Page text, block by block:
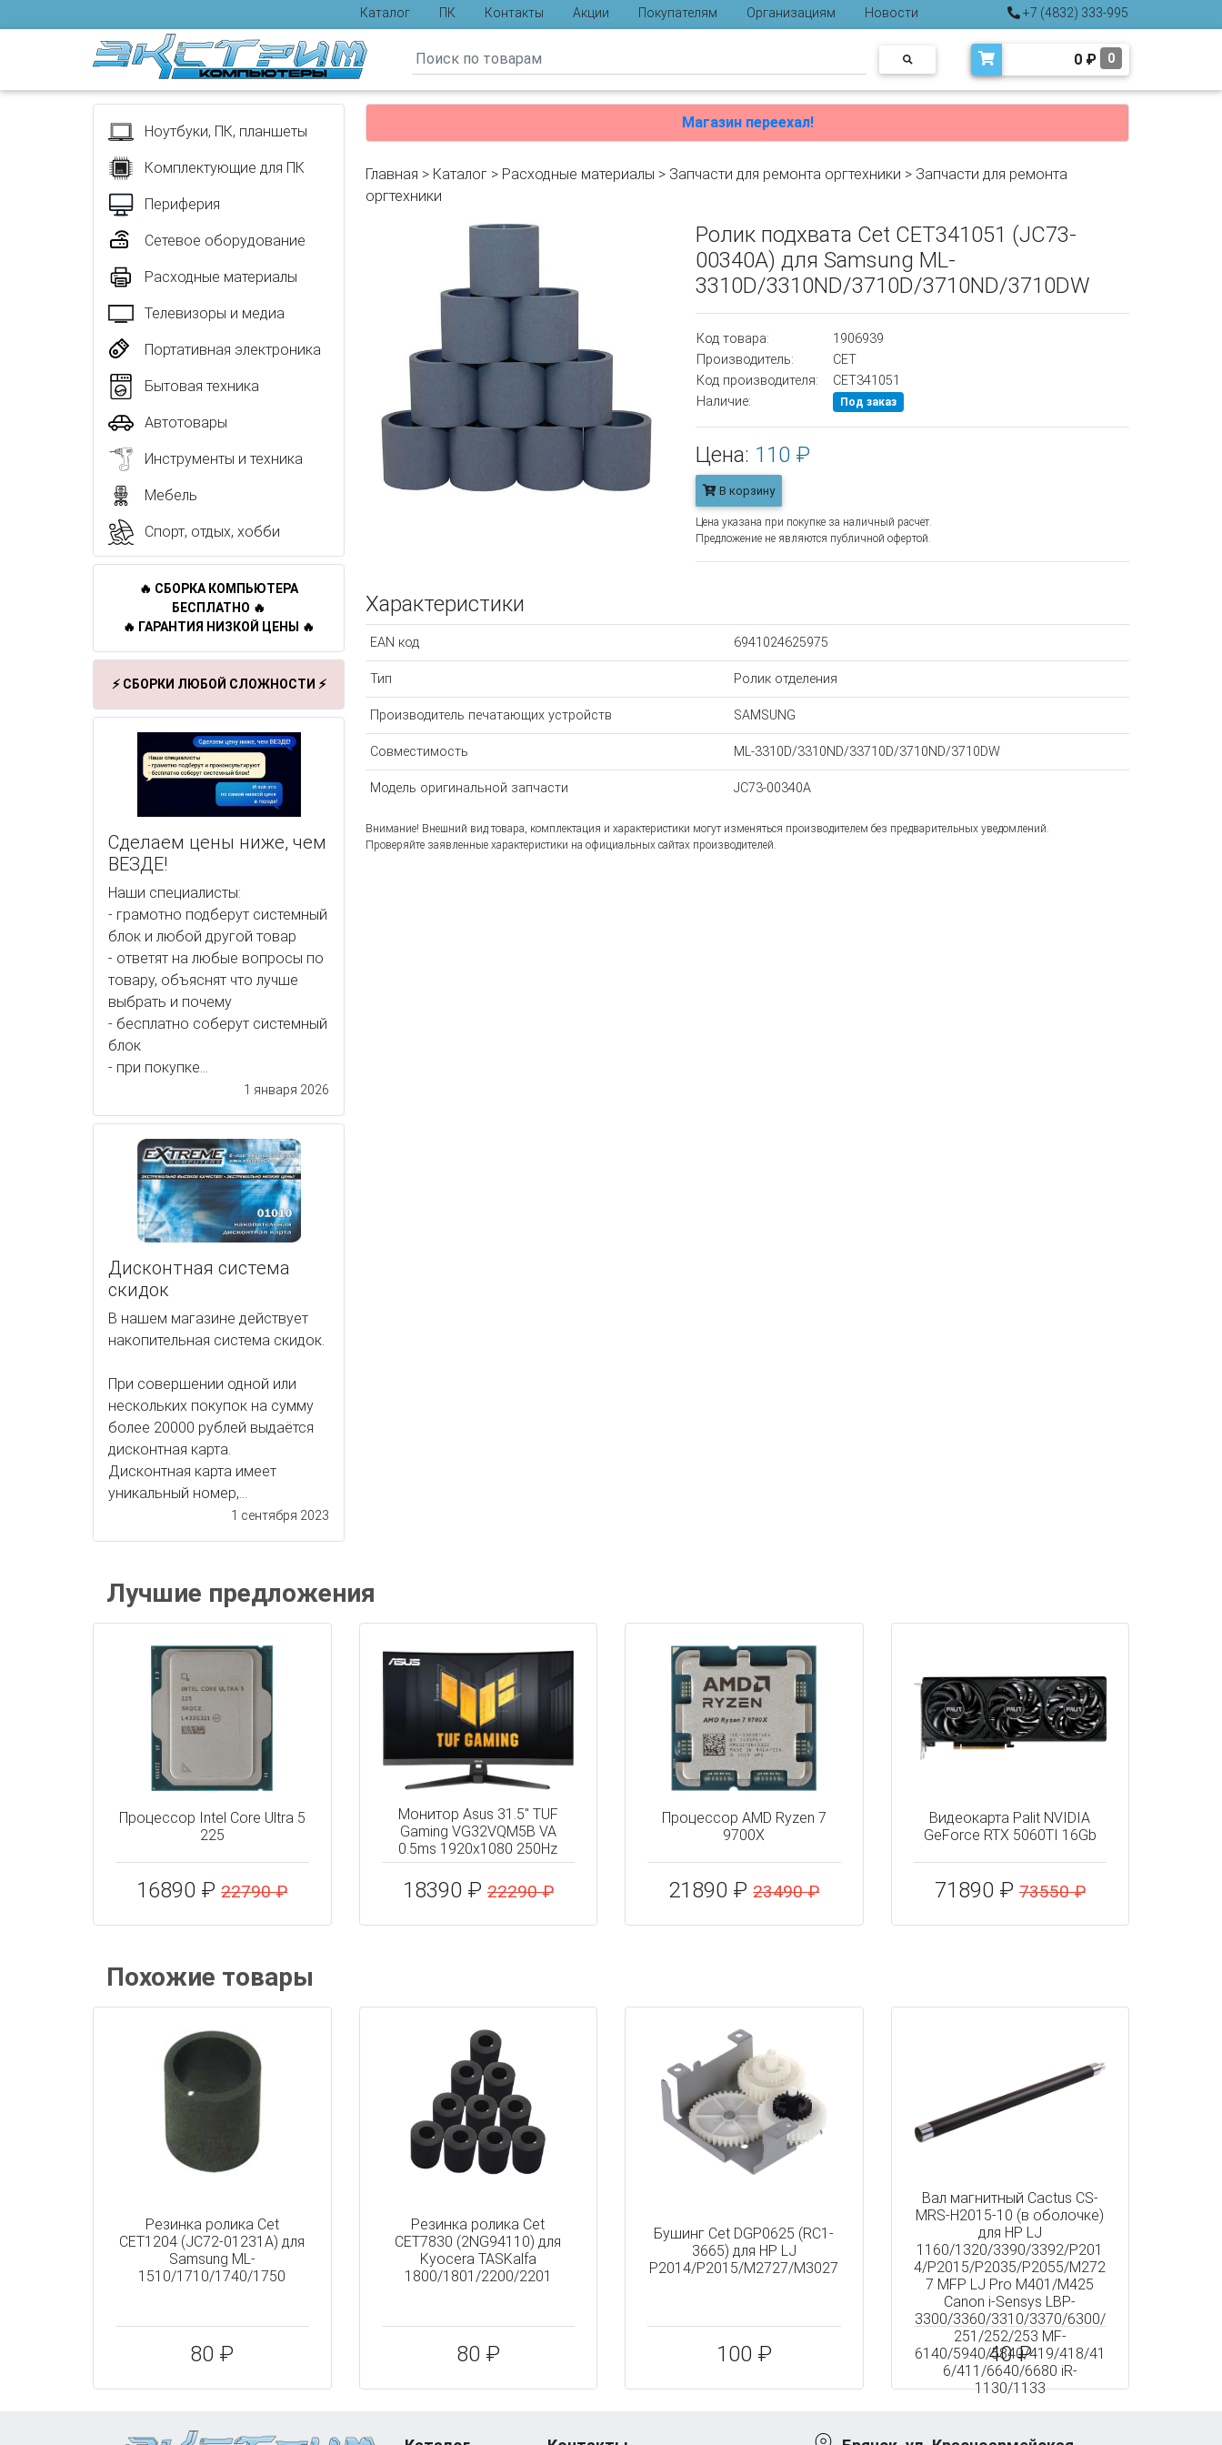
Каталог ПК Контакты Акции Покупателям Организациям
Новости
Отзывы
+7 (4832) 333-995
0 ₽ 0
Ноутбуки, ПК, планшеты
Комплектующие для ПК
Периферия
Сетевое оборудование
Расходные материалы
Телевизоры и медиа
Портативная электроника
Бытовая техника
Автотовары
Инструменты и техника
Мебель
Спорт, отдых, хобби
🔥 СБОРКА КОМПЬЮТЕРА
БЕСПЛАТНО 🔥
🔥 ГАРАНТИЯ НИЗКОЙ ЦЕНЫ 🔥
⚡ СБОРКИ ЛЮБОЙ СЛОЖНОСТИ ⚡
Сделаем цены ниже, чем
ВЕЗДЕ!
Наши специалисты:
- грамотно подберут системный
блок и любой другой товар
- ответят на любые вопросы по
товару, объяснят что лучше
выбрать и почему
- бесплатно соберут системный
блок
- при покупке...
1 января 2026
Дисконтная система
скидок
В нашем магазине действует
накопительная система скидок.
При совершении одной или
нескольких покупок на сумму
более 20000 рублей выдаётся
дисконтная карта.
Дисконтная карта имеет
уникальный номер,...
1 сентября 2023
Магазин переехал!
Главная > Каталог > Расходные материалы > Запчасти для ремонта оргтехники > Запчасти для ремонта
оргтехники
Ролик подхвата Cet CET341051 (JC73-
00340A) для Samsung ML-
3310D/3310ND/3710D/3710ND/3710DW
Код товара:
1906939
Производитель:
CET
Код производителя:
CET341051
Наличие:
Под заказ
Цена: 110 ₽
В корзину
Цена указана при покупке за наличный расчёт.
Предложение не являются публичной офертой.
Характеристики
EAN код 6941024625975
Тип Ролик отделения
Производитель печатающих устройств SAMSUNG
Совместимость ML-3310D/3310ND/33710D/3710ND/3710DW
Модель оригинальной запчасти JC73-00340A
Внимание! Внешний вид товара, комплектация и характеристики могут изменяться производителем без предварительных уведомлений.
Проверяйте заявленные характеристики на официальных сайтах производителей.
Лучшие предложения
Процессор Intel Core Ultra 5
225
16890 ₽22790 ₽
Монитор Asus 31.5" TUF
Gaming VG32VQM5B VA
0.5ms 1920x1080 250Hz
18390 ₽22290 ₽
Процессор AMD Ryzen 7
9700X
21890 ₽23490 ₽
Видеокарта Palit NVIDIA
GeForce RTX 5060TI 16Gb
71890 ₽73550 ₽
Похожие товары
Резинка ролика Cet
CET1204 (JC72-01231A) для
Samsung ML-
1510/1710/1740/1750
80 ₽
Резинка ролика Cet
CET7830 (2NG94110) для
Kyocera TASKalfa
1800/1801/2200/2201
80 ₽
Бушинг Cet DGP0625 (RC1-
3665) для HP LJ
P2014/P2015/M2727/M3027
100 ₽
Вал магнитный Cactus CS-
MRS-H2015-10 (в оболочке)
для HP LJ
1160/1320/3390/3392/P201
4/P2015/P2035/P2055/M272
7 MFP LJ Pro M401/M425
Canon i-Sensys LBP-
3300/3360/3310/3370/6300/
251/252/253 MF-
6140/5940/5840/419/418/41
6/411/6640/6680 iR-
1130/1133
40 ₽